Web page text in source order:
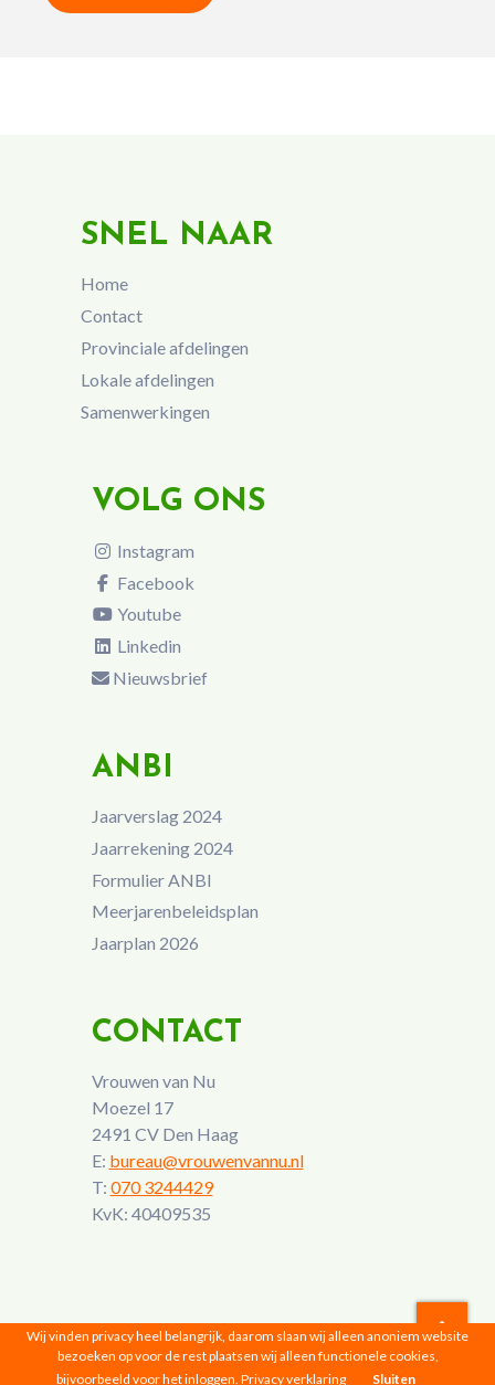
SNEL NAAR
Home
Contact
Provinciale afdelingen
Lokale afdelingen
Samenwerkingen
VOLG ONS
Instagram
Facebook
Youtube
Linkedin
Nieuwsbrief
ANBI
Jaarverslag 2024
Jaarrekening 2024
Formulier ANBI
Meerjarenbeleidsplan
Jaarplan 2026
CONTACT
Vrouwen van Nu
Moezel 17
2491 CV Den Haag
E: bureau@vrouwenvannu.nl
T: 070 3244429
KvK: 40409535
Vrouwen van Nu © 2026 |Privacyverklaring
Wij vinden privacy heel belangrijk, daarom slaan wij alleen anoniem website
bezoeken op voor de rest plaatsen wij alleen functionele cookies,
bijvoorbeeld voor het inloggen. Privacy verklaring Sluiten